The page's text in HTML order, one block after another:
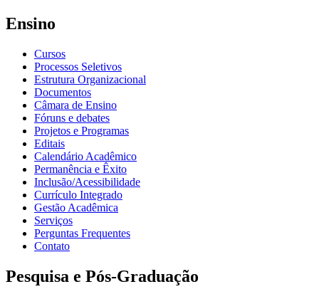
Ensino
Cursos
Processos Seletivos
Estrutura Organizacional
Documentos
Câmara de Ensino
Fóruns e debates
Projetos e Programas
Editais
Calendário Acadêmico
Permanência e Êxito
Inclusão/Acessibilidade
Currículo Integrado
Gestão Acadêmica
Serviços
Perguntas Frequentes
Contato
Pesquisa e Pós-Graduação